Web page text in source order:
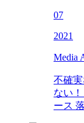
07
2021
Media
不確
ない
ース